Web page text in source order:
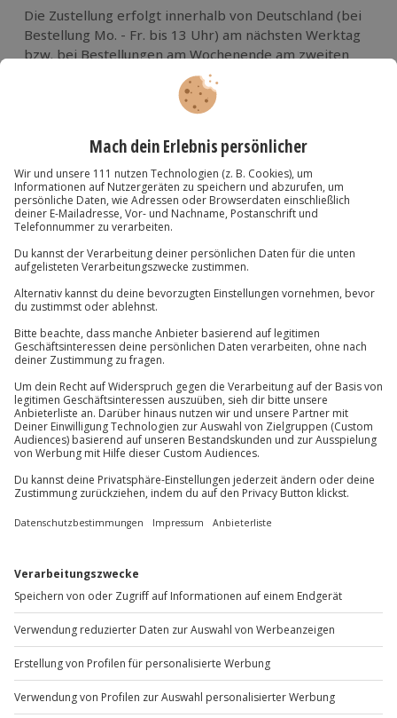
Die Zustellung erfolgt innerhalb von Deutschland (bei
Bestellung Mo. - Fr. bis 13 Uhr) am nächsten Werktag
bzw. bei Bestellungen am Wochenende am zweiten
darauf folgenden Werktag (Versand nur innerhalb
Wir versenden mit
Lieferbeschränkungen
Die Lieferung an Packstationen oder Postfächer ist
nicht möglich.
Express-Lieferungen sind nur innerhalb der
Bundesrepublik-Deutschland möglich.
Der Versand von Jochen Schweizer Gutscheinen und
Deutschland: Lieferungen nach Deutschland,
Österreich, Schweiz, Italien
Österreich: Lieferungen nach Deutschland,
Österreich
Newsletter abonnieren und 10 € Rabatt sichern
Vertrag widerrufen
FAQs Kontakt Zahlungsarten Über uns Magazin